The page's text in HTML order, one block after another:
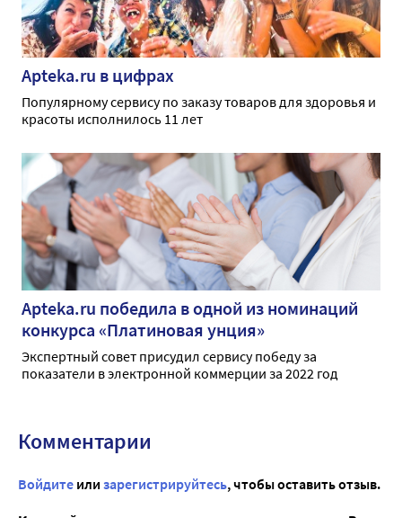
Apteka.ru в цифрах
Популярному сервису по заказу товаров для здоровья и
красоты исполнилось 11 лет
Apteka.ru победила в одной из номинаций
конкурса «Платиновая унция»
Экспертный совет присудил сервису победу за
показатели в электронной коммерции за 2022 год
Комментарии
Войдите или зарегистрируйтесь, чтобы оставить отзыв.